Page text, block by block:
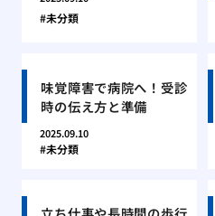
未分類
味覚障害で病院へ！受診
時の伝え方と準備
2025.09.10
未分類